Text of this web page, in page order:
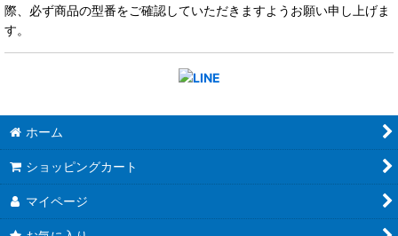
際、必ず商品の型番をご確認していただきますようお願い申し上げま
す。
ホーム
ショッピングカート
マイページ